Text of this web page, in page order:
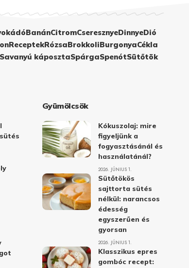
BanánCitromCseresznyeDinnyeDió
ReceptekRózsaBrokkoliBurgonyaCékla
Savanyú káposztaSpárgaSpenótSütőtök
Gyümölcsök
Kókuszolaj: mire
figyeljünk a
fogyasztásánál és
használatánál?
2026. JÚNIUS 1.
Sütőtökös
sajttorta sütés
nélkül: narancsos
édesség
egyszerűen és
gyorsan
2026. JÚNIUS 1.
Klasszikus epres
gombóc recept: